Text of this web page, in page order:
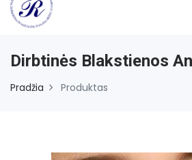
Dirbtinės Blakstienos
Pradžia Produktas